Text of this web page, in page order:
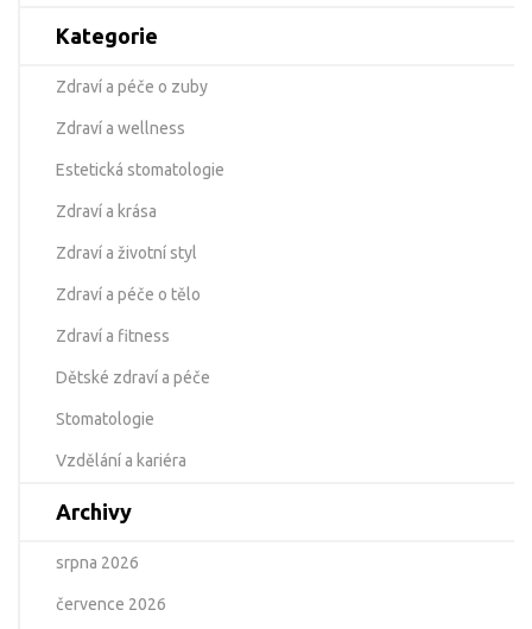
Kategorie
Zdraví a péče o zuby
Zdraví a wellness
Estetická stomatologie
Zdraví a krása
Zdraví a životní styl
Zdraví a péče o tělo
Zdraví a fitness
Dětské zdraví a péče
Stomatologie
Vzdělání a kariéra
Archivy
srpna 2026
července 2026